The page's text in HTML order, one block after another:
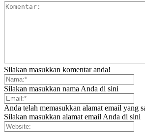
Silakan masukkan komentar anda!
Silakan masukkan nama Anda di sini
Anda telah memasukkan alamat email yang
Silakan masukkan alamat email Anda di sini